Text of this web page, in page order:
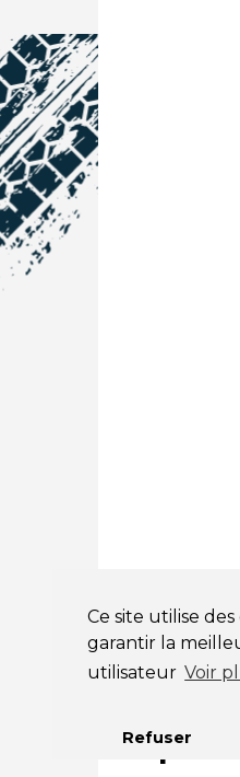
Ce site utilise
garantir la
utilisateur Voir
Refuser
01 89
Courtage
62, Rue
03 81